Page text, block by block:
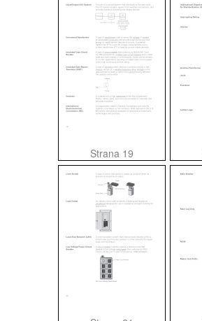
Strana 19